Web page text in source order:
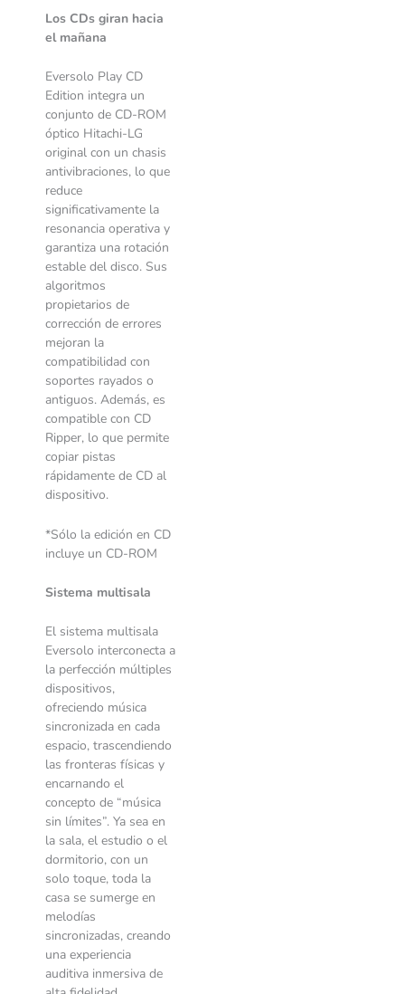
Los CDs giran hacia
el mañana
Eversolo Play CD
Edition integra un
conjunto de CD-ROM
óptico Hitachi-LG
original con un chasis
antivibraciones, lo que
reduce
significativamente la
resonancia operativa y
garantiza una rotación
estable del disco. Sus
algoritmos
propietarios de
corrección de errores
mejoran la
compatibilidad con
soportes rayados o
antiguos. Además, es
compatible con CD
Ripper, lo que permite
copiar pistas
rápidamente de CD al
dispositivo.
*Sólo la edición en CD
incluye un CD-ROM
Sistema multisala
El sistema multisala
Eversolo interconecta a
la perfección múltiples
dispositivos,
ofreciendo música
sincronizada en cada
espacio, trascendiendo
las fronteras físicas y
encarnando el
concepto de “música
sin límites”. Ya sea en
la sala, el estudio o el
dormitorio, con un
solo toque, toda la
casa se sumerge en
melodías
sincronizadas, creando
una experiencia
auditiva inmersiva de